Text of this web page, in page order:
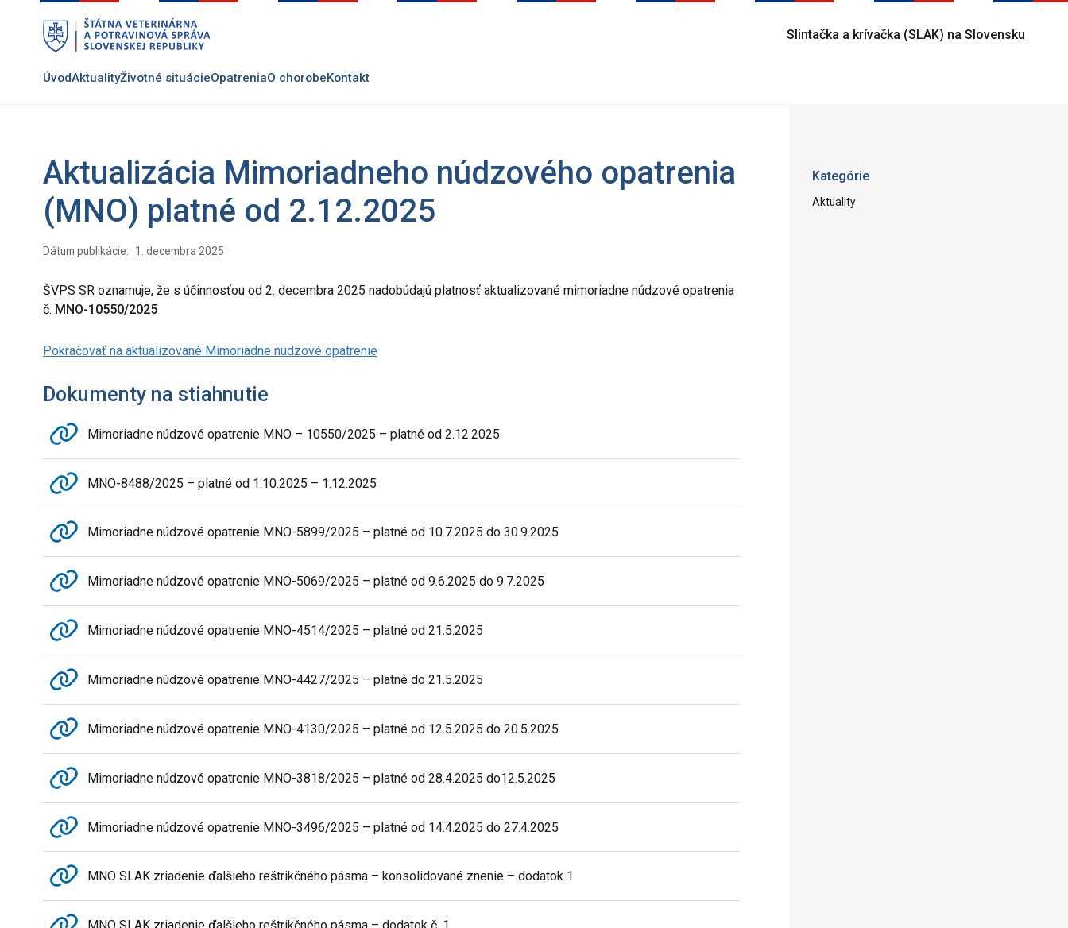
Slintačka a krívačka (SLAK) na Slovensku
ÚvodAktualityŽivotné situácieOpatreniaO chorobeKontakt
Aktualizácia Mimoriadneho núdzového opatrenia
(MNO) platné od 2.12.2025
Dátum publikácie: 1. decembra 2025
ŠVPS SR oznamuje, že s účinnosťou od 2. decembra 2025 nadobúdajú platnosť aktualizované mimoriadne núdzové opatrenia
č. MNO-10550/2025
Pokračovať na aktualizované Mimoriadne núdzové opatrenie
Dokumenty na stiahnutie
Mimoriadne núdzové opatrenie MNO – 10550/2025 – platné od 2.12.2025
MNO-8488/2025 – platné od 1.10.2025 – 1.12.2025
Mimoriadne núdzové opatrenie MNO-5899/2025 – platné od 10.7.2025 do 30.9.2025
Mimoriadne núdzové opatrenie MNO-5069/2025 – platné od 9.6.2025 do 9.7.2025
Mimoriadne núdzové opatrenie MNO-4514/2025 – platné od 21.5.2025
Mimoriadne núdzové opatrenie MNO-4427/2025 – platné do 21.5.2025
Mimoriadne núdzové opatrenie MNO-4130/2025 – platné od 12.5.2025 do 20.5.2025
Mimoriadne núdzové opatrenie MNO-3818/2025 – platné od 28.4.2025 do12.5.2025
Mimoriadne núdzové opatrenie MNO-3496/2025 – platné od 14.4.2025 do 27.4.2025
MNO SLAK zriadenie ďalšieho reštrikčného pásma – konsolidované znenie – dodatok 1
Kategórie
Aktuality